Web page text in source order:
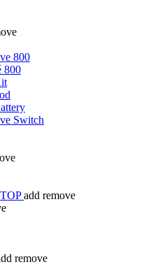
800
800
Switch
TOPadd remove
remove